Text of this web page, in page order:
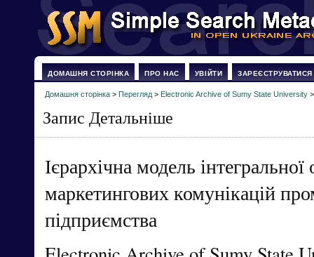
ДОМАШНЯ СТОРІНКА ПРО НАС УВІЙТИ ЗАРЕЄСТРУВАТИСЯ
Домашня сторінка > Перегляд > Electronic Archive of Sumy State University
Запис Детальніше
Ієрархічна модель
маркетингових комунікацій
підприємства